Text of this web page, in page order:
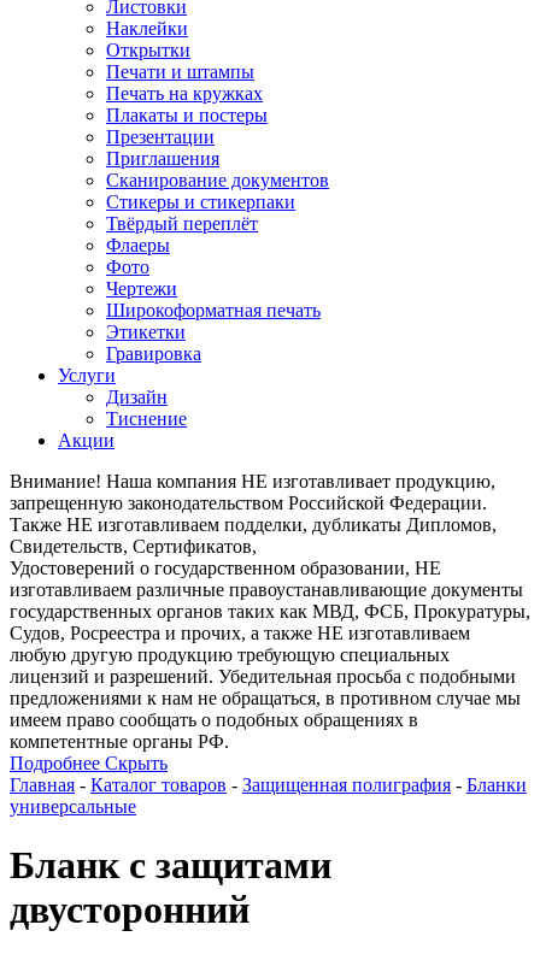
Листовки
Наклейки
Открытки
Печати и штампы
Печать на кружках
Плакаты и постеры
Презентации
Приглашения
Сканирование документов
Стикеры и стикерпаки
Твёрдый переплёт
Флаеры
Фото
Чертежи
Широкоформатная печать
Этикетки
Гравировка
Услуги
Дизайн
Тиснение
Акции
Внимание! Наша компания НЕ изготавливает продукцию,
запрещенную законодательством Российской Федерации.
Также НЕ изготавливаем подделки, дубликаты Дипломов,
Свидетельств, Сертификатов,
Удостоверений о государственном образовании, НЕ
изготавливаем различные правоустанавливающие документы
государственных органов таких как МВД, ФСБ, Прокуратуры,
Судов, Росреестра и прочих, а также НЕ изготавливаем
любую другую продукцию требующую специальных
лицензий и разрешений. Убедительная просьба с подобными
предложениями к нам не обращаться, в противном случае мы
имеем право сообщать о подобных обращениях в
компетентные органы РФ.
Подробнее Скрыть
Главная - Каталог товаров - Защищенная полиграфия - Бланки
универсальные
Бланк с защитами
двусторонний